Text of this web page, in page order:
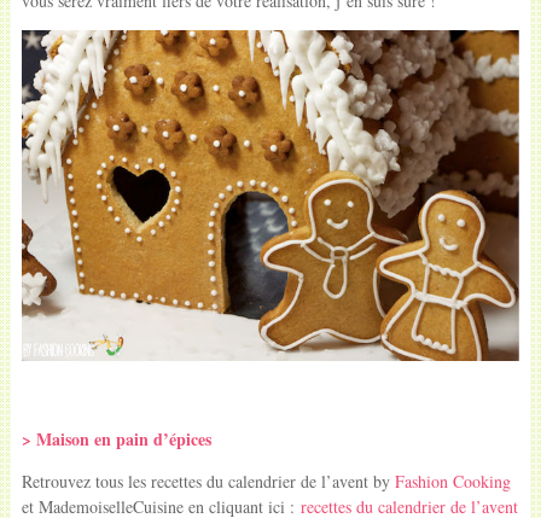
> Maison en pain d’épices
Retrouvez tous les recettes du calendrier de l’avent by Fashion Cooking
et MademoiselleCuisine en cliquant ici : recettes du calendrier de l’avent